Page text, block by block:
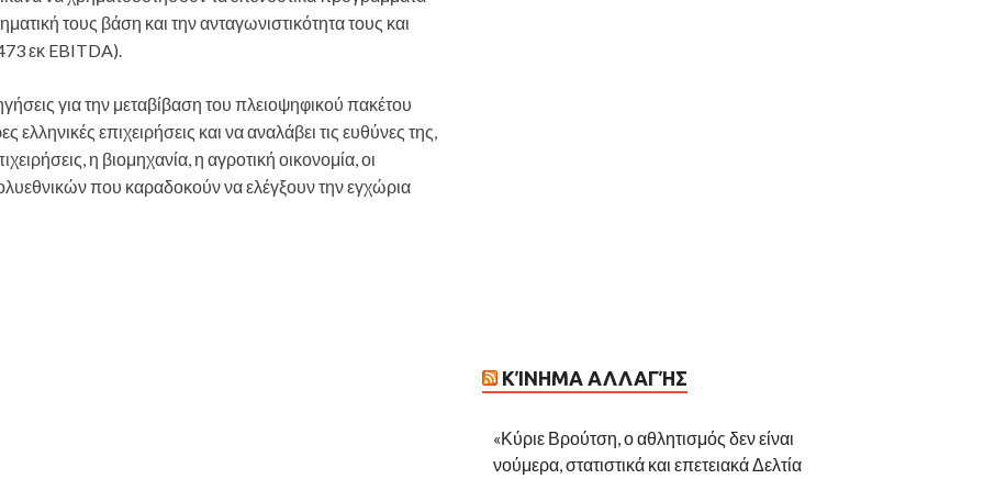
τους βάση και την ανταγωνιστικότητα τους και
εκ EBITDA).
για την μεταβίβαση του πλειοψηφικού πακέτου
επιχειρήσεις και να αναλάβει τις ευθύνες της,
η βιομηχανία, η αγροτική οικονομία, οι
που καραδοκούν να ελέγξουν την εγχώρια
ΚΊΝΗΜΑ ΑΛΛΑΓΉΣ
«Κύριε Βρούτση, ο αθλητισμός δεν είναι
νούμερα, στατιστικά και επετειακά Δελτία